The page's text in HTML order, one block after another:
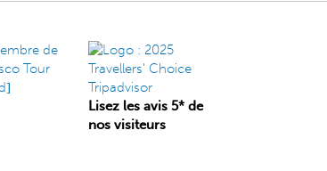
Lisez les avis 5* de
nos visiteurs